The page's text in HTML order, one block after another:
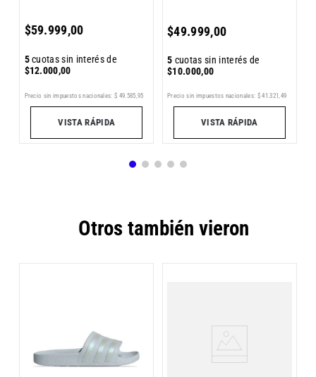
$59.999,00
5cuotas sin interés de
$12.000,00
Precio sin impuestos nacionales: $ 49.585,95
VISTA RÁPIDA
$49.999,00
5 cuotas sin interés de
$10.000,00
Precio sin impuestos nacionales: $ 41 .321,49
VISTA RÁPIDA
Otros también vieron